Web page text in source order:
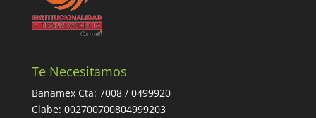
Te Necesitamos
Banamex Cta: 7008 / 0499920
Clabe: 002700700804999203